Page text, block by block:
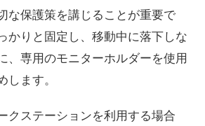
な保護策を講じることが重要で
かりと固定し、移動中に落下しな
、専用のモニターホルダーを使用
します。
クステーションを利用する場合